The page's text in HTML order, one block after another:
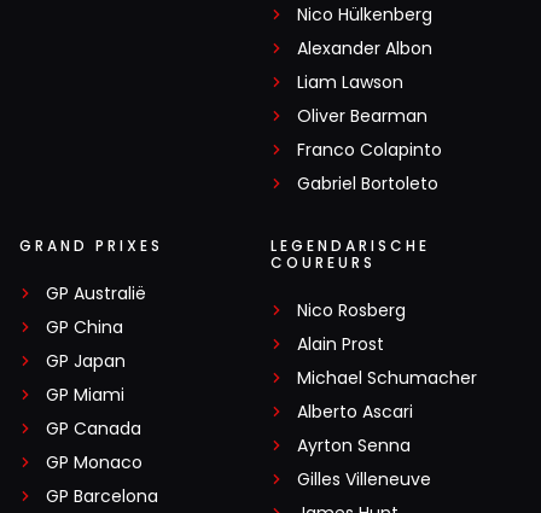
Nico Hülkenberg
Alexander Albon
Liam Lawson
Oliver Bearman
Franco Colapinto
Gabriel Bortoleto
GRAND PRIXES
GP Australië
GP China
GP Japan
GP Miami
GP Canada
GP Monaco
GP Barcelona
LEGENDARISCHE
COUREURS
Nico Rosberg
Alain Prost
Michael Schumacher
Alberto Ascari
Ayrton Senna
Gilles Villeneuve